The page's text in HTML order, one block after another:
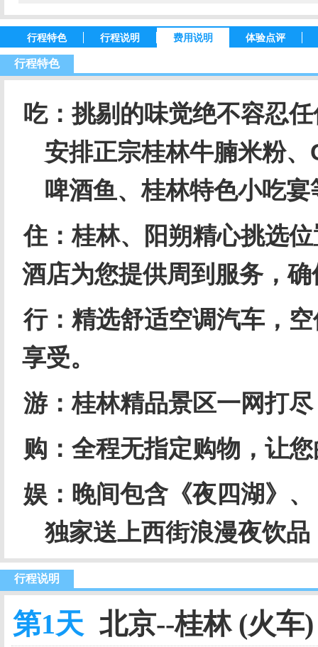
行程特色 行程说明 费用说明 体验点评
行程特色
吃：挑剔的味觉绝不容忍
安排正宗桂林牛腩米粉、
啤酒鱼、桂林特色小吃
住：桂林、阳朔精心挑选
酒店为您提供周到服务，
行：精选舒适空调汽车，
享受。
游：桂林精品景区一网打
购：全程无指定购物，让
娱：晚间包含《夜四湖》
独家送上西街浪漫夜饮
行程说明
第1天 北京--桂林 (火车)